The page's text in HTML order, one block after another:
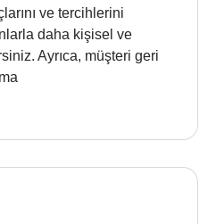
ve tercihlerini
daha kişisel ve
Ayrıca, müşteri geri